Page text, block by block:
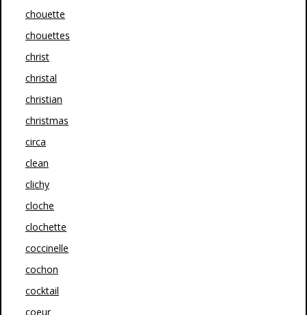
chouette
chouettes
christ
christal
christian
christmas
circa
clean
clichy
cloche
clochette
coccinelle
cochon
cocktail
coeur